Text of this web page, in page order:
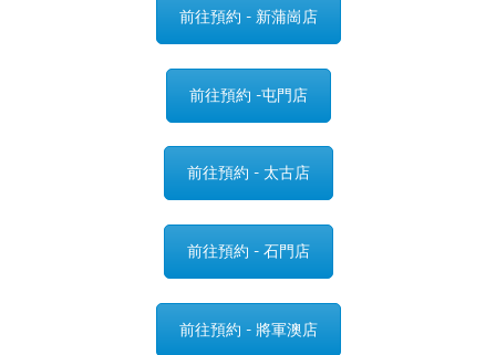
前往預約 - 新蒲崗店
前往預約 -屯門店
前往預約 - 太古店
前往預約 - 石門店
前往預約 - 將軍澳店